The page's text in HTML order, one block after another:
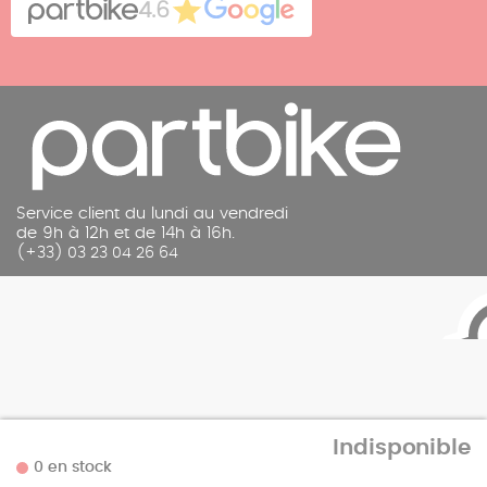
0 en stock
Indisponible
Mentions légales4.6
Service client du lundi au vendredi
de 9h à 12h et de 14h à 16h.
(+33) 03 23 04 26 64